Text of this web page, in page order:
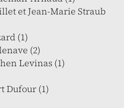
et Jean-Marie Straub
(1)
(2)
Levinas (1)
Dufour (1)